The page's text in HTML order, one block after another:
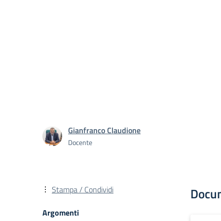
Gianfranco Claudione
Docente
Stampa / Condividi
Argomenti